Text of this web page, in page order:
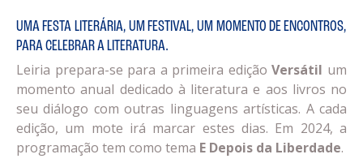
UMA FESTA LITERÁRIA, UM FESTIVAL, UM MOMENTO DE ENCONTROS,
PARA CELEBRAR A LITERATURA.
Leiria prepara-se para a primeira ediçãoVersátil um
momento anual dedicado à literatura e aos livros no
seu diálogo com outras linguagens artísticas. A cada
edição, um mote irá marcar estes dias. Em 2024, a
programação tem como tema E Depois da Liberdade.